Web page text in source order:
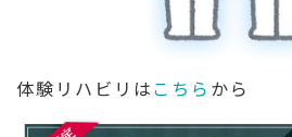
体験リハビリはこちら から